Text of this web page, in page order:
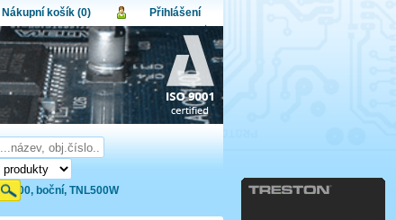
500, boční, TNL500W
Nákupní košík (0)
košík je momentálně prázdný.
Obsah košíku
produktů:0
0,00 CZK
Přihlášení
Přihlásit
heslo Nová registrace